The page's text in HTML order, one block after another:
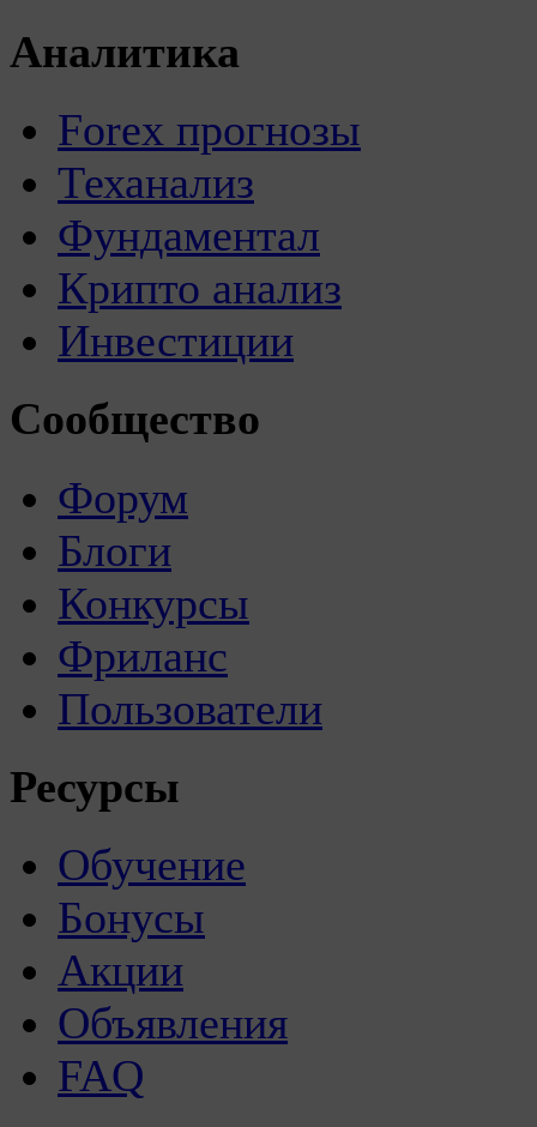
Аналитика
Forex прогнозы
Теханализ
Фундаментал
Крипто анализ
Инвестиции
Сообщество
Форум
Блоги
Конкурсы
Фриланс
Пользователи
Ресурсы
Обучение
Бонусы
Акции
Объявления
FAQ